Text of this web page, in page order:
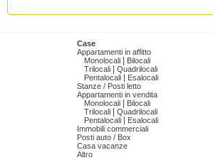
Case
Appartamenti in affitto
Monolocali
Bilocali
Trilocali
Quadrilocali
Pentalocali
Esalocali
Stanze / Posti letto
Appartamenti in vendita
Monolocali
Bilocali
Trilocali
Quadrilocali
Pentalocali
Esalocali
Immobili commerciali
Posti auto / Box
Casa vacanze
Altro